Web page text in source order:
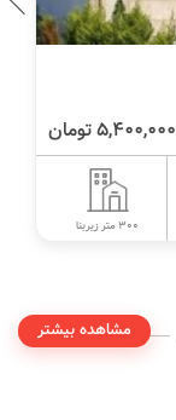
5,400,000 تومان
300 متر زیربنا
مشاهده بیشتر